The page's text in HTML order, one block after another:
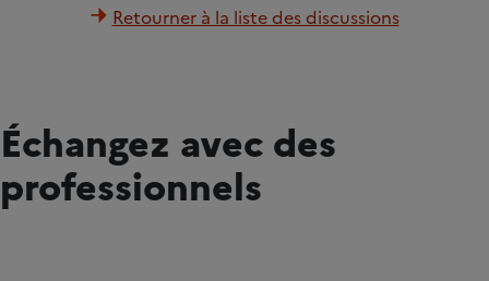
Retourner à la liste des discussions
Échangez avec des
professionnels